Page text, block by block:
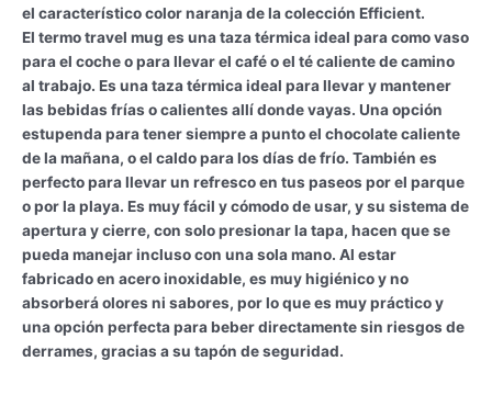
el característico color naranja de la colección Efficient.
El termo travel mug es una taza térmica ideal para como vaso
para el coche o para llevar el café o el té caliente de camino
al trabajo. Es una taza térmica ideal para llevar y mantener
las bebidas frías o calientes allí donde vayas. Una opción
estupenda para tener siempre a punto el chocolate caliente
de la mañana, o el caldo para los días de frío. También es
perfecto para llevar un refresco en tus paseos por el parque
o por la playa. Es muy fácil y cómodo de usar, y su sistema de
apertura y cierre, con solo presionar la tapa, hacen que se
pueda manejar incluso con una sola mano. Al estar
fabricado en acero inoxidable, es muy higiénico y no
absorberá olores ni sabores, por lo que es muy práctico y
una opción perfecta para beber directamente sin riesgos de
derrames, gracias a su tapón de seguridad.